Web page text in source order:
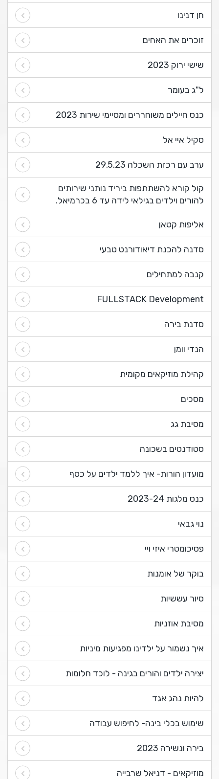
חן דנינו
זוכרים את האחים
שישי ירוק 2023
ל"ג בעומר
כנס חיילים משוחררים ומסיימי שירות 2023
סקיל איי אל
ערב עם רכזת השכלה 29.5.23
קול קורא להשתתפות ביריד נותני שירותים
להורים וילדים בגילאי לידה עד 6 בכרמיאל.
אליפות קטאן
סדנה להכנת דיאודורנט טבעי
קנבה למתחילים
FULLSTACK Development
סדנת בירה
הנדי וומן
קהילת מוזיקאים מקומית
מסכים
מסיבת גג
סטודנטים בשכונה
מועדון הורות- איך ללמד ילדים על כסף
כנס מלגות 2023-24
נוי גבאי
פסיכומטרי איזי ויי
בוקר של אומנות
סיור עששיות
מסיבת אוזניות
איך נשמור על ילדינו מפגיעות מיניות
יצירה ילדים והורים בגינה - לוכד חלומות
להיות נהג אגד
שימוש בכלי בינה- לחיפוש עבודה
בירה ונשירה 2023
מוזיקאים - דניאל שרבייה